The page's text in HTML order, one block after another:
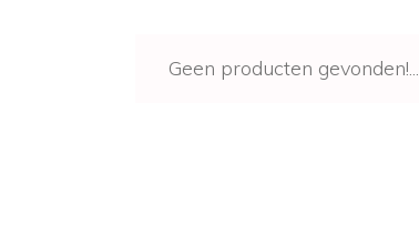
Geen producten gevonden!...